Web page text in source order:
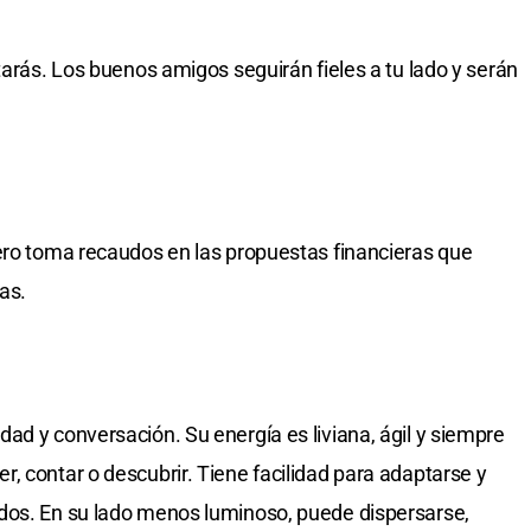
Los buenos amigos seguirán fieles a tu lado y serán
toma recaudos en las propuestas financieras que
y conversación. Su energía es liviana, ágil y siempre
contar o descubrir. Tiene facilidad para adaptarse y
En su lado menos luminoso, puede dispersarse,